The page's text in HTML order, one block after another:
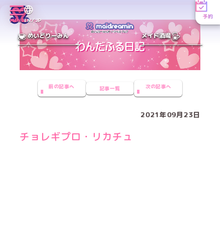
MENUEN／JP
予約
めいどりーみん メイド酒場
前の記事へ 記事一覧 次の記事へ
2021年09月23日
チョレギプロ・リカチュ